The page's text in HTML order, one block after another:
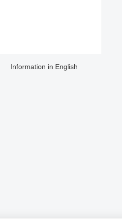
Information in English